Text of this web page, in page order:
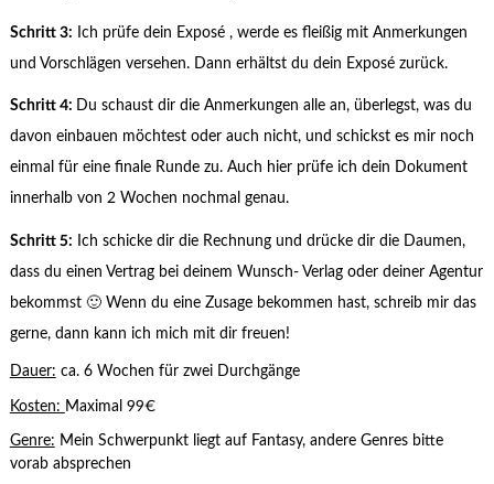
Schritt 3: Ich prüfe dein Exposé , werde es fleißig mit Anmerkungen
und Vorschlägen versehen. Dann erhältst du dein Exposé zurück.
Schritt 4: Du schaust dir die Anmerkungen alle an, überlegst, was du
davon einbauen möchtest oder auch nicht, und schickst es mir noch
einmal für eine finale Runde zu. Auch hier prüfe ich dein Dokument
innerhalb von 2 Wochen nochmal genau.
Schritt 5: Ich schicke dir die Rechnung und drücke dir die Daumen,
dass du einen Vertrag bei deinem Wunsch- Verlag oder deiner Agentur
bekommst 🙂 Wenn du eine Zusage bekommen hast, schreib mir das
gerne, dann kann ich mich mit dir freuen!
Dauer: ca. 6 Wochen für zwei Durchgänge
Kosten: Maximal 99€
Genre: Mein Schwerpunkt liegt auf Fantasy, andere Genres bitte
vorab absprechen